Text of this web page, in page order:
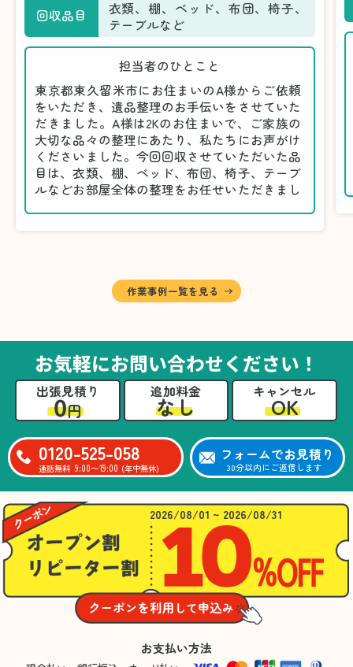
回収品目
衣類、棚、ベッド、布団、椅子、
テーブルなど
担当者のひとこと
東京都東久留米市にお住まいのA様からご依頼
をいただき、遺品整理のお手伝いをさせていた
だきました。A様は2Kのお住まいで、ご家族の
大切な品々の整理にあたり、私たちにお声がけ
くださいました。今回回収させていただいた品
目は、衣類、棚、ベッド、布団、椅子、テーブ
ルなどお部屋全体の整理をお任せいただきまし
に仕分けしました。
A様から「手際よく進めてくれて助かりまし
るのは難しかったと思います」との温かいお言
葉をいただきました。遺品整理という心の負担
が大きい作業において、少しでもA様の力にな
れたことをスタッフ一同嬉しく思います。
作業事例一覧を見る
お気軽にお問い合わせください！
出張見積り
0円
追加料金
なし
キャンセル
OK
0120-525-058
通話無料 9:00〜19:00 (年中無休)
フォームでお見積り
30分以内にご返信します
2026/08/01 ~ 2026/08/31
お支払い方法